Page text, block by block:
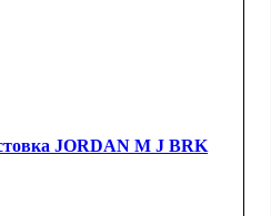
JORDAN M J BRK